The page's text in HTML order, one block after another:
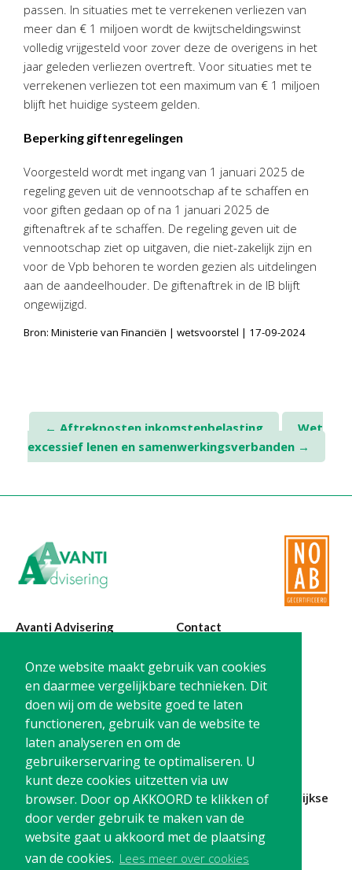
Onze website maakt gebruik van cookies
en daarmee vergelijkbare technieken. Dit
doen wij om de website goed te laten
functioneren, gebruik van de website te
laten analyseren en om de
gebruikerservaring te optimaliseren. U
kunt deze cookies uitzetten via uw
browser. Door op AKKOORD te klikken of
door verder gebruik te maken van de
website gaat u akkoord met de plaatsing
van de cookies. Lees meer over cookies
passen. In situaties met te verrekenen verliezen van
meer dan € 1 miljoen wordt de kwijtscheldingswinst
volledig vrijgesteld voor zover deze de overigens in het
jaar geleden verliezen overtreft. Voor situaties met te
verrekenen verliezen tot een maximum van € 1 miljoen
blijft het huidige systeem gelden.
Beperking giftenregelingen
Voorgesteld wordt met ingang van 1 januari 2025 de
regeling geven uit de vennootschap af te schaffen en
voor giften gedaan op of na 1 januari 2025 de
giftenaftrek af te schaffen. De regeling geven uit de
vennootschap ziet op uitgaven, die niet-zakelijk zijn en
voor de Vpb behoren te worden gezien als uitdelingen
aan de aandeelhouder. De giftenaftrek in de IB blijft
ongewijzigd.
Bron: Ministerie van Financiën | wetsvoorstel | 17-09-2024
Post
navigation
← Aftrekposten inkomstenbelasting
Wet
excessief lenen en samenwerkingsverbanden →
Avanti Advisering
Poelstraat 4
1441 RR Purmerend
Contact
T: 0299-420870
@:
info@avanti-
advisering.nl
BTW: NL861212733B01
Blijf op de hoogte en schrijf je in voor onze maandelijkse
nieuwsbrief
Schrijf me in!